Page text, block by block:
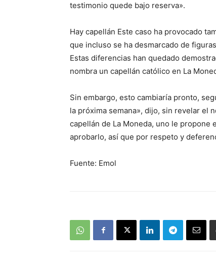
testimonio quede bajo reserva».
Hay capellán Este caso ha provocado
que incluso se ha desmarcado de
Estas diferencias han quedado
nombra un capellán católico en La
Sin embargo, esto cambiaría pronto,
la próxima semana», dijo, sin revelar el
capellán de La Moneda, uno le propone
aprobarlo, así que por respeto y
Fuente: Emol